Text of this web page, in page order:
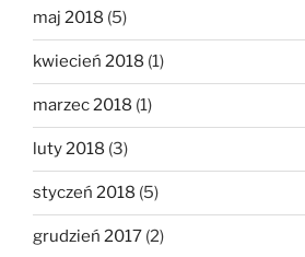
maj 2018 (5)
kwiecień 2018 (1)
marzec 2018 (1)
luty 2018 (3)
styczeń 2018 (5)
grudzień 2017 (2)